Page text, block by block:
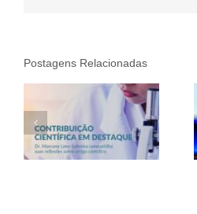
Postagens Relacionadas